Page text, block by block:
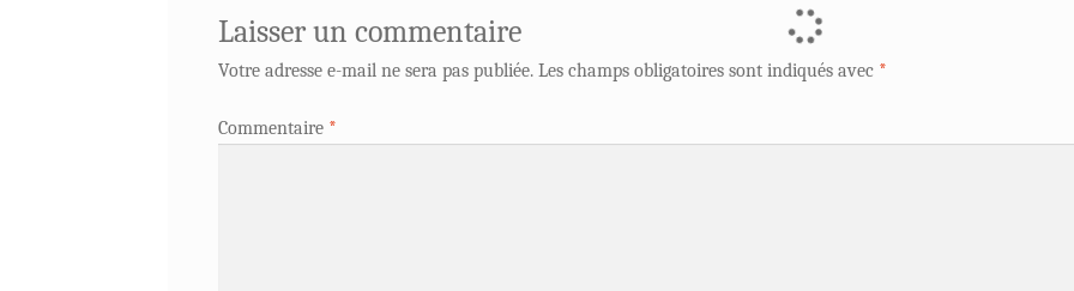
Laisser un commentaire
Votre adresse e-mail ne sera pas publiée. Les champs obligatoires sont indiqués avec *
Commentaire *